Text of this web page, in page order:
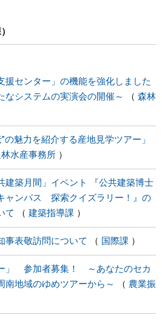
援センター」の機能を強化しました
なシステムの実演会の開催～
森林
の魅力を紹介する産地見学ツアー」
水産事務所
建築月間」イベント 『公共建築博士
ャンパス 探索クイズラリー！』の
て
建築指導課
事表敬訪問について 国際課
ー」 参加者募集！ ～あなたのセカ
南地域のゆめツアーから～
農業振